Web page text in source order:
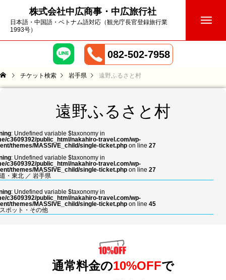
株式会社中広商事・中広旅行社
日本語・中国語・ベトナム語対応（観光庁長官登録旅行業
1993号）
082-502-7958
チケット検索 岩手県 遠野ふるさと村
遠野ふるさと村
: Undefined variable $taxonomy in
c3609392/public_html/nakahiro-travel.com/wp-
themes/MASSIVE_child/single-ticket.php on line 27
: Undefined variable $taxonomy in
c3609392/public_html/nakahiro-travel.com/wp-
themes/MASSIVE_child/single-ticket.php on line 27
・東北 ／ 岩手県
: Undefined variable $taxonomy in
c3609392/public_html/nakahiro-travel.com/wp-
themes/MASSIVE_child/single-ticket.php on line 45
ポット・その他
通常料金の10%OFFで